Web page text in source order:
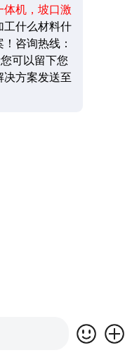
体机，坡口激
工什么材料什
咨询热线：
可以留下您
决方案发送至